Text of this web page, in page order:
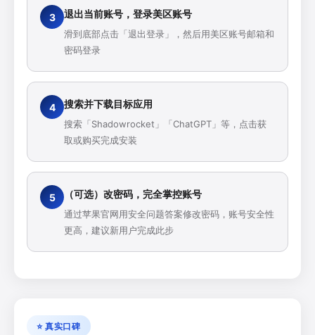
退出当前账号，登录美区账号
滑到底部点击「退出登录」，然后用美区账号邮箱和
密码登录
搜索并下载目标应用
搜索「Shadowrocket」「ChatGPT」等，点击获
取或购买完成安装
（可选）改密码，完全掌控账号
通过苹果官网用安全问题答案修改密码，账号安全性
更高，建议新用户完成此步
⭐ 真实口碑